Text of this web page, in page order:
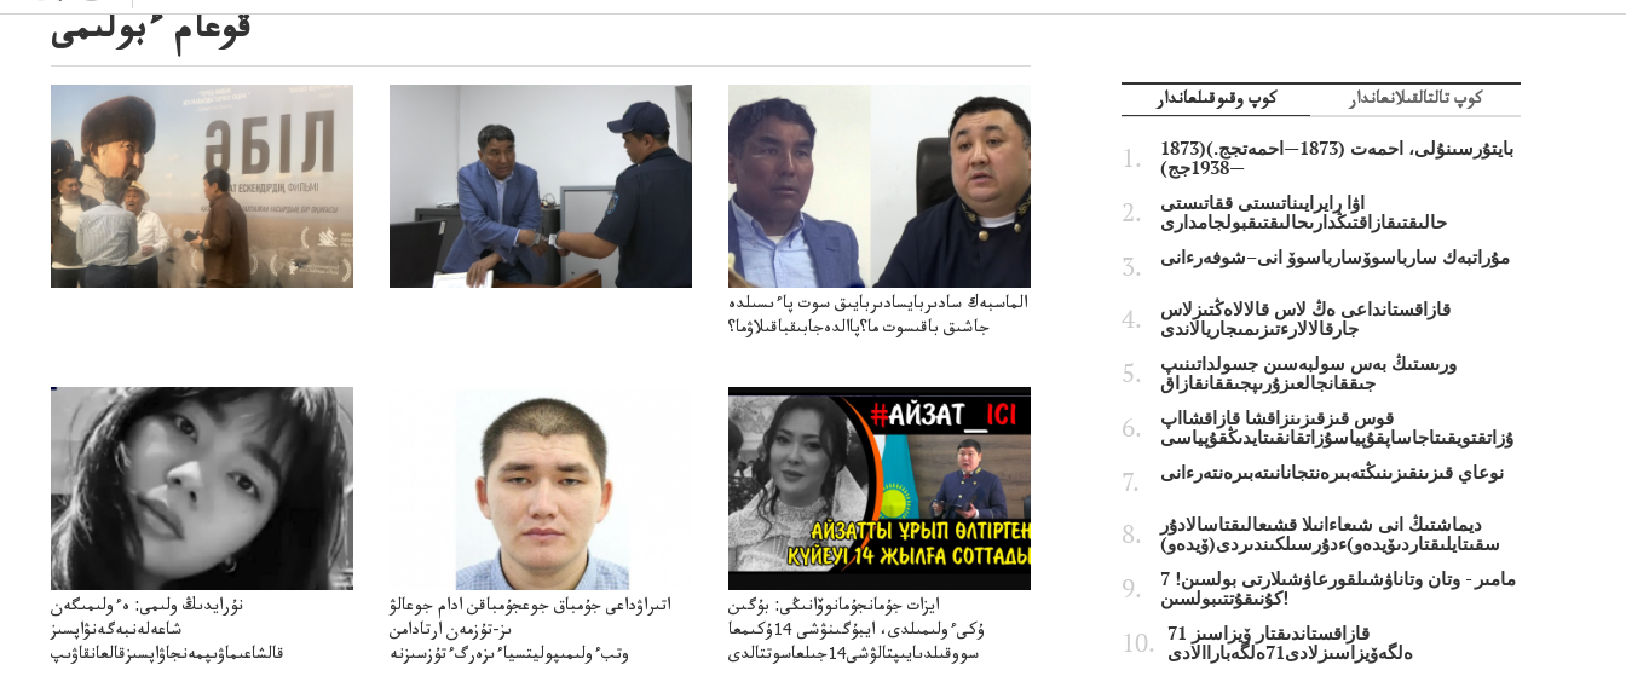
قوعام ءبولىمى
الماسبەك سادىربايسادىربايىق سوت پاءىسىلدە
جاشىق باقىسوت ما؟پاالدەجابىقباقىلاۋما؟
نۇرايدىڭ ولىمى: ەءولىمىگەن
شاعەلەنبەگەنۋاپسىز
قالشاعىماۋىپمەنجاۋاپسىزقالعانقاۋىپ
اتىراۋداعى جۇمباق جوعجۇمباقن ادام جوعالۋ
ىز-تۇزمەن ارتادامن
وتبءولىمىپوليتسياءىزەرگءتۇزسىزنە
ايزات جۇمانجۇمانوۆانىڭى: بۇگىن
ۇكىءولىمىلدى، ايبۇگىنۋشى 14ۇكىمعا
سووقىلدىايىپتالۋشى14جىلعاسوتتالدى
كوپ وقىوقىلعاندار كوپ تالتالقىلانعاندار
بايتۇرسىنۇلى، احمەت (1873—احمەتجج.)(1873
—1938جج)
اۋا رايرايىناتىستى ققاتىستى
حالىقتىقازاقتىڭدارىحالىقتىقبولجامدارى
مۇراتبەك سارباسوۆسارباسوۆ انى–شوفەرءانى
قازاقستانداعى ەڭ لاس قالالاەڭتىزلاس
جارقالالارءتىزىمىجاريالاندى
ورىستىڭ بەس سولبەسىن جسولداتىنىپ
جىققانجالعىزۇرىپجىققانقازاق
قوس قىزقىزىنزاقشا قازاقشااپ
ۇزاتقتويقىتاجاساپقۇپياسۇزاتقانقىتايدىڭقۇپياسى
نوعاي قىزىنقىزىنىڭتەبىرەنتجانانىتەبىرەنتەرءانى
ديماشتىڭ انى شىعاءانىلا قشىعالىقتاسالادۇر
سقىتايلىقتاردىۆيدەو)ءدۇرسىلكىندىردى(ۆيدەو)
7 مامىر - وتان وتاناۋشىلقورعاۋشىلارتى بولسىن!
كۇنىقۇتتىبولسىن!
قازاقستاندىقتار ۆيزاسىز 71
ەلگەۆيزاسىزلادى71ەلگەباراالادى